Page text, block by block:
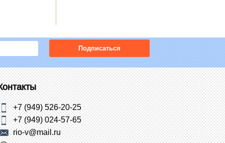
Подписаться
+7 (949) 526-20-25
+7 (949) 024-57-65
rio-v@mail.ru